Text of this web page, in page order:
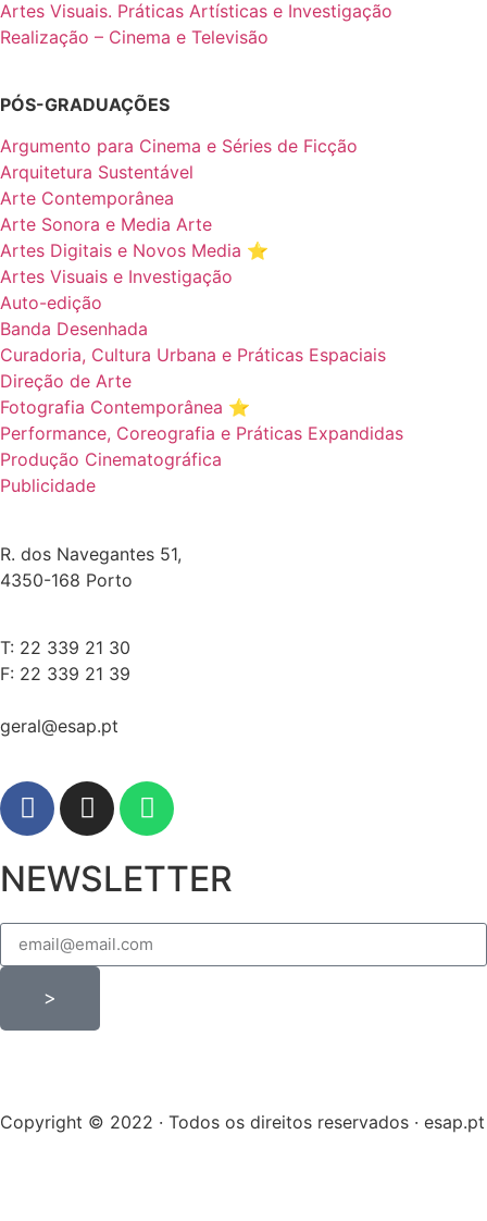
Artes Visuais. Práticas Artísticas e Investigação
Realização – Cinema e Televisão
PÓS-GRADUAÇÕES
Argumento para Cinema e Séries de Ficção
Arquitetura Sustentável
Arte Contemporânea
Arte Sonora e Media Arte
Artes Digitais e Novos Media ⭐️
Artes Visuais e Investigação
Auto-edição
Banda Desenhada
Curadoria, Cultura Urbana e Práticas Espaciais
Direção de Arte
Fotografia Contemporânea ⭐️
Performance, Coreografia e Práticas Expandidas
Produção Cinematográfica
Publicidade
R. dos Navegantes 51,
4350-168 Porto
T: 22 339 21 30
F: 22 339 21 39
geral@esap.pt
NEWSLETTER
>
Copyright © 2022 · Todos os direitos reservados · esap.pt